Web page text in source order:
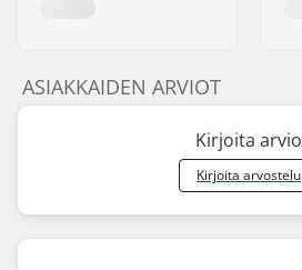
ASIAKKAIDEN ARVIOT
Kirjoita arvio
Kirjoita arvostelu